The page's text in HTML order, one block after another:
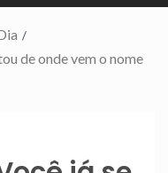
de onde vem o nome